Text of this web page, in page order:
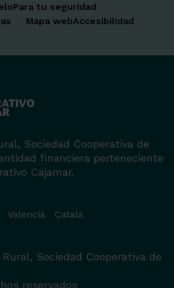
Para tu seguridad
Mapa webAccesibilidad
Sociedad Cooperativa de
financiera perteneciente
Cajamar.
Valencià Català
Sociedad Cooperativa de
reservados